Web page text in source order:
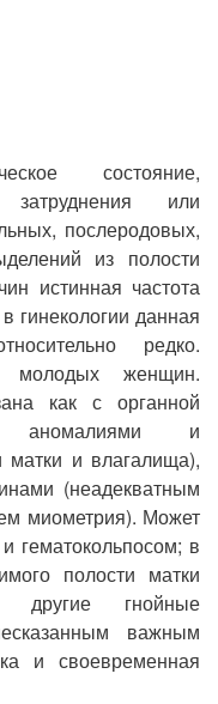
состояние,
затруднения или
послеродовых,
из полости
истинная частота
гинекологии данная
редко.
молодых женщин.
как с органной
аномалиями и
матки и влагалища),
(неадекватным
миометрия). Может
гематокольпосом; в
полости матки
другие гнойные
важным
и своевременная